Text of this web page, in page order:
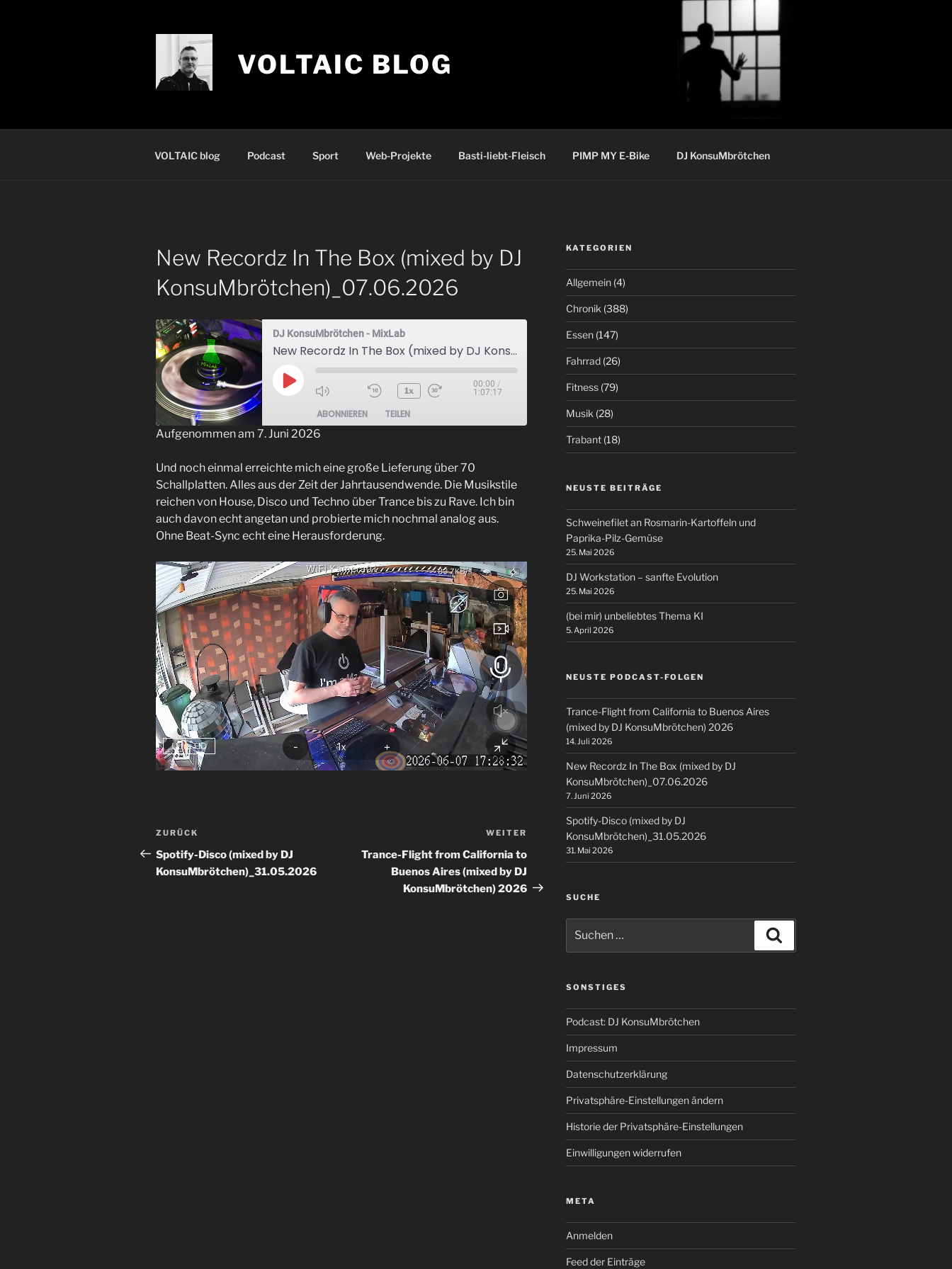
VOLTAIC BLOG
VOLTAIC blog Podcast Sport Web-Projekte Basti-liebt-Fleisch PIMP MY E-Bike DJ KonsuMbrötchen
New Recordz In The Box (mixed by DJ
KonsuMbrötchen)_07.06.2026
DJ KonsuMbrötchen - MixLab
New Recordz In The Box (mixed by DJ KonsuMbrötchen)_07.06.2026
Play
1x
00:00 /
1:07:17
ABONNIEREN TEILEN
RSS FEED
LINK
EMBED
Aufgenommen am 7. Juni 2026
Und noch einmal erreichte mich eine große Lieferung über 70
Schallplatten. Alles aus der Zeit der Jahrtausendwende. Die Musikstile
reichen von House, Disco und Techno über Trance bis zu Rave. Ich bin
auch davon echt angetan und probierte mich nochmal analog aus.
Ohne Beat-Sync echt eine Herausforderung.
Beitrags-
Navigation
Vorheriger
Beitrag
ZURÜCK
Spotify-Disco (mixed by DJ
KonsuMbrötchen)_31.05.2026
Nächster
Beitrag
WEITER
Trance-Flight from California to
Buenos Aires (mixed by DJ
KonsuMbrötchen) 2026
KATEGORIEN
Allgemein(4)
Chronik (388)
Essen(147)
Fahrrad(26)
Fitness(79)
Musik (28)
Trabant(18)
NEUSTE BEITRÄGE
Schweinefilet an Rosmarin-Kartoffeln und
Paprika-Pilz-Gemüse
25. Mai 2026
DJ Workstation – sanfte Evolution
25. Mai 2026
(bei mir) unbeliebtes Thema KI
5. April 2026
NEUSTE PODCAST-FOLGEN
Trance-Flight from California to Buenos Aires
(mixed by DJ KonsuMbrötchen) 2026
14. Juli 2026
New Recordz In The Box (mixed by DJ
KonsuMbrötchen)_07.06.2026
7. Juni 2026
Spotify-Disco (mixed by DJ
KonsuMbrötchen)_31.05.2026
31. Mai 2026
SUCHE
nach:
SONSTIGES
Podcast: DJ KonsuMbrötchen
Impressum
Datenschutzerklärung
Privatsphäre-Einstellungen ändern
Historie der Privatsphäre-Einstellungen
Einwilligungen widerrufen
META
Anmelden
Feed der Einträge